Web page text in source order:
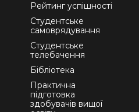
Рейтинг успішності
Студентське
самоврядування
Студентське
телебачення
Бібліотека
Практична
підготовка
здобувачів вищої